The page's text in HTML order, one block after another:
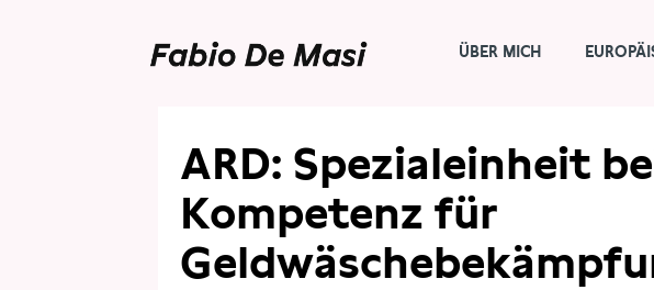
ÜBER MICH
ARD: Spezialeinheit
Kompetenz für